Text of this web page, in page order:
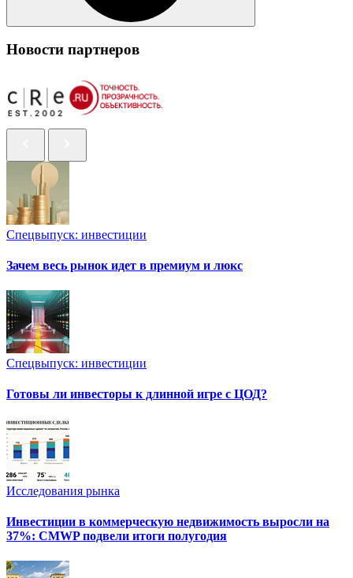
Новости партнеров
Спецвыпуск: инвестиции
Зачем весь рынок идет в премиум и люкс
Спецвыпуск: инвестиции
Готовы ли инвесторы к длинной игре с ЦОД?
Исследования рынка
Инвестиции в коммерческую недвижимость выросли на
37%: CMWP подвели итоги полугодия